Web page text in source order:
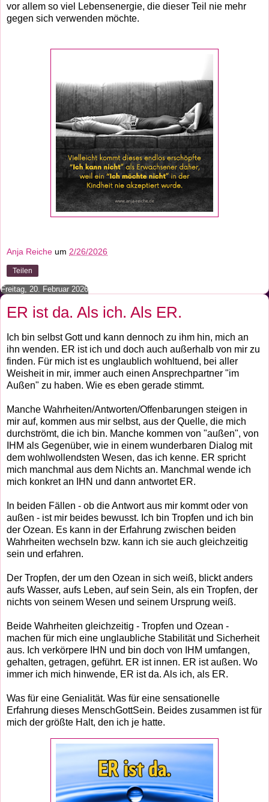
vor allem so viel Lebensenergie, die dieser Teil nie mehr
gegen sich verwenden möchte.
Anja Reiche um 2/26/2026
Teilen
Freitag, 20. Februar 2026
ER ist da. Als ich. Als ER.
Ich bin selbst Gott und kann dennoch zu ihm hin, mich an
ihn wenden. ER ist ich und doch auch außerhalb von mir zu
finden. Für mich ist es unglaublich wohltuend, bei aller
Weisheit in mir, immer auch einen Ansprechpartner "im
Außen" zu haben. Wie es eben gerade stimmt.
Manche Wahrheiten/Antworten/Offenbarungen steigen in
mir auf, kommen aus mir selbst, aus der Quelle, die mich
durchströmt, die ich bin. Manche kommen von "außen", von
IHM als Gegenüber, wie in einem wunderbaren Dialog mit
dem wohlwollendsten Wesen, das ich kenne. ER spricht
mich manchmal aus dem Nichts an. Manchmal wende ich
mich konkret an IHN und dann antwortet ER.
In beiden Fällen - ob die Antwort aus mir kommt oder von
außen - ist mir beides bewusst. Ich bin Tropfen und ich bin
der Ozean. Es kann in der Erfahrung zwischen beiden
Wahrheiten wechseln bzw. kann ich sie auch gleichzeitig
sein und erfahren.
Der Tropfen, der um den Ozean in sich weiß, blickt anders
aufs Wasser, aufs Leben, auf sein Sein, als ein Tropfen, der
nichts von seinem Wesen und seinem Ursprung weiß.
Beide Wahrheiten gleichzeitig - Tropfen und Ozean -
machen für mich eine unglaubliche Stabilität und Sicherheit
aus. Ich verkörpere IHN und bin doch von IHM umfangen,
gehalten, getragen, geführt. ER ist innen. ER ist außen. Wo
immer ich mich hinwende, ER ist da. Als ich, als ER.
Was für eine Genialität. Was für eine sensationelle
Erfahrung dieses MenschGottSein. Beides zusammen ist für
mich der größte Halt, den ich je hatte.